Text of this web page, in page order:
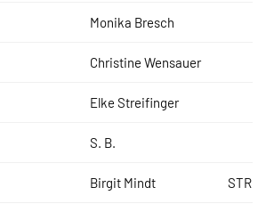
Monika Bresch
Christine Wensauer
Elke Streifinger
S. B.
Birgit Mindt